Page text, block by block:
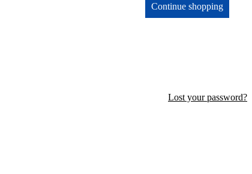
Continue shopping
Lost your password?